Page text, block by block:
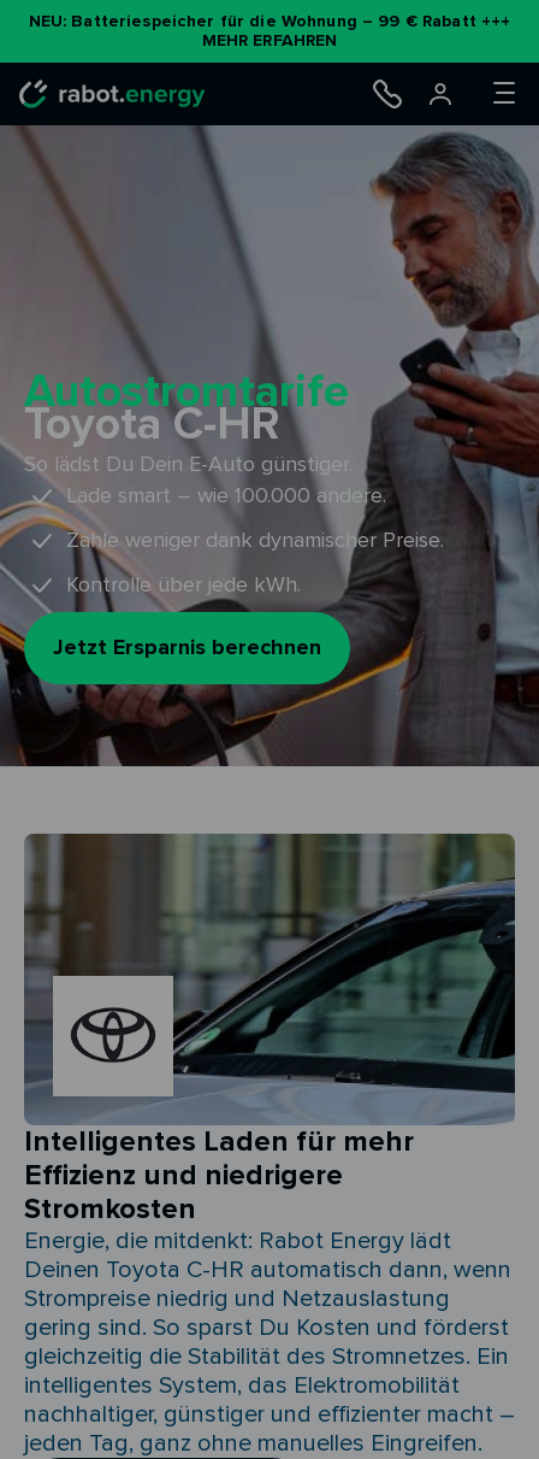
NEU: Batteriespeicher für die Wohnung – 99 € Rabatt +++
MEHR ERFAHREN
Autostromtarife
Toyota C-HR
So lädst Du Dein E-Auto günstiger.
Lade smart – wie 100.000 andere.
Zahle weniger dank dynamischer Preise.
Kontrolle über jede kWh.
Jetzt Ersparnis berechnen
Intelligentes Laden für mehr
Effizienz und niedrigere
Stromkosten
Energie, die mitdenkt: Rabot Energy lädt
Deinen Toyota C-HR automatisch dann, wenn
Strompreise niedrig und Netzauslastung
gering sind. So sparst Du Kosten und förderst
gleichzeitig die Stabilität des Stromnetzes. Ein
intelligentes System, das Elektromobilität
nachhaltiger, günstiger und effizienter macht –
jeden Tag, ganz ohne manuelles Eingreifen.
Zum
Inhalt
springen